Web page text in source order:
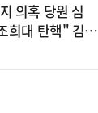
의혹 당원 심
희대 탄핵" 김민
"